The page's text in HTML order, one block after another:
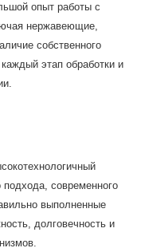
опыт работы с
нержавеющие,
собственного
этап обработки и
современного
выполненные
долговечность и